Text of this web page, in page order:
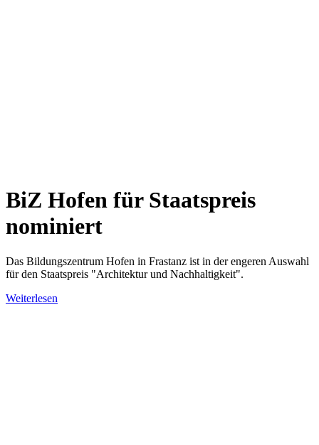
BiZ Hofen für Staatspreis
nominiert
Das Bildungszentrum Hofen in Frastanz ist in der engeren Auswahl
für den Staatspreis "Architektur und Nachhaltigkeit".
Weiterlesen